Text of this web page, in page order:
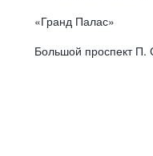
«Гранд Палас»
Большой проспект П.